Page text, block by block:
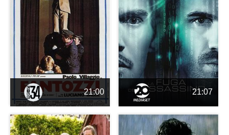
21:00 21:07